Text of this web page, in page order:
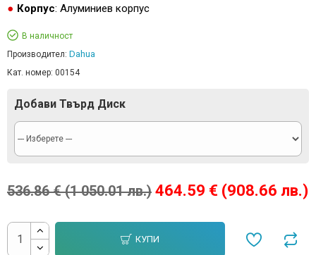
Корпус: Алуминиев корпус
В наличност
Производител: Dahua
Кат. номер: 00154
464.59 € (908.66 лв.)
536.86 € (1 050.01 лв.)
Добави Твърд Диск
КУПИ